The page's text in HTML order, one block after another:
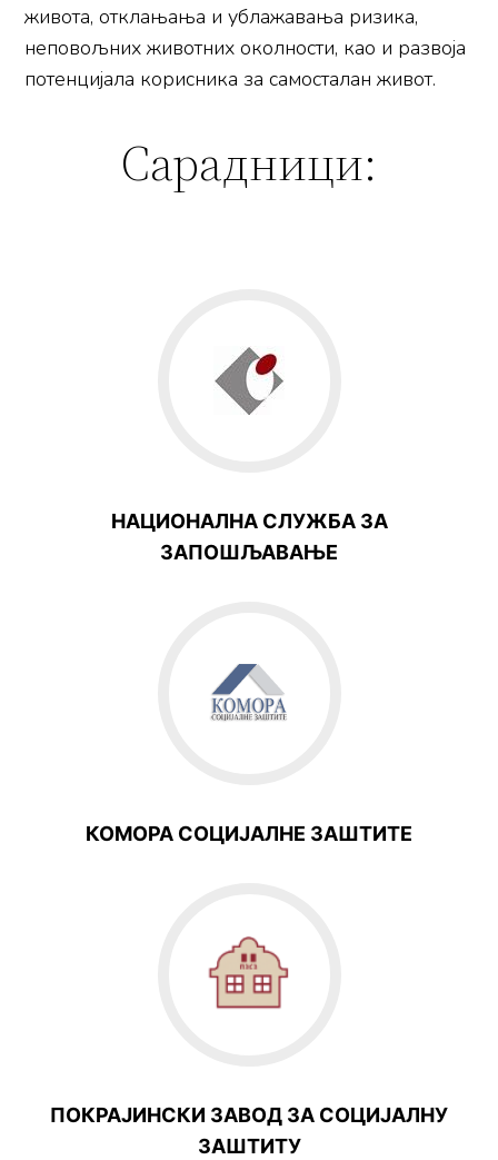
живота, отклањања и ублажавања ризика,
неповољних животних околности, као и развоја
потенцијала корисника за самосталан живот.
Сарадници:
НАЦИОНАЛНА СЛУЖБА ЗА
ЗАПОШЉАВАЊЕ
КОМОРА СОЦИЈАЛНЕ ЗАШТИТЕ
ПОКРАЈИНСКИ ЗАВОД ЗА СОЦИЈАЛНУ
ЗАШТИТУ